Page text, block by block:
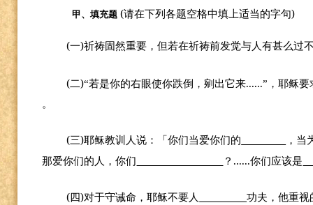
甲、填充题 (请在下列各题空格中填上适当的字句)
(一)祈祷固然重要，但若在祈祷前发觉与人有甚么过
(二)“若是你的右眼使你跌倒，剜出它来......”，耶稣要
。
(三)耶稣教训人说：「你们当爱你们的
，当
那爱你们的人，你们
？ ......你们应该是
(四)对于守诫命，耶稣不要人 功夫，他重视